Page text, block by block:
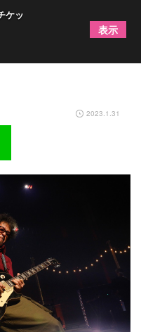
開幕 初日公演のオ
2023.1.31
ケッ
表示